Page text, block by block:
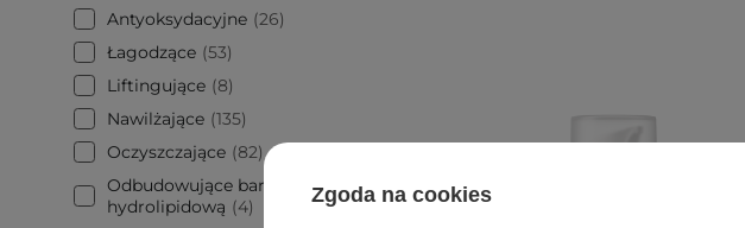
Antyoksydacyjne 26
Łagodzące 53
Liftingujące 8
Nawilżające 135
Oczyszczające 82
Odbudowujące barierę
hydrolipidową
4
Zgoda na cookies